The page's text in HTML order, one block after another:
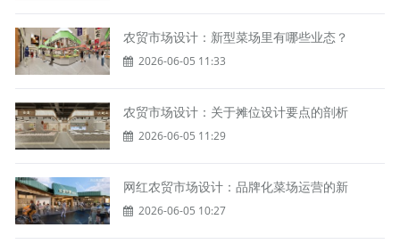
农贸市场设计：新型菜场里有哪些业态？
2026-06-05 11:33
农贸市场设计：关于摊位设计要点的剖析
2026-06-05 11:29
网红农贸市场设计：品牌化菜场运营的新
2026-06-05 10:27